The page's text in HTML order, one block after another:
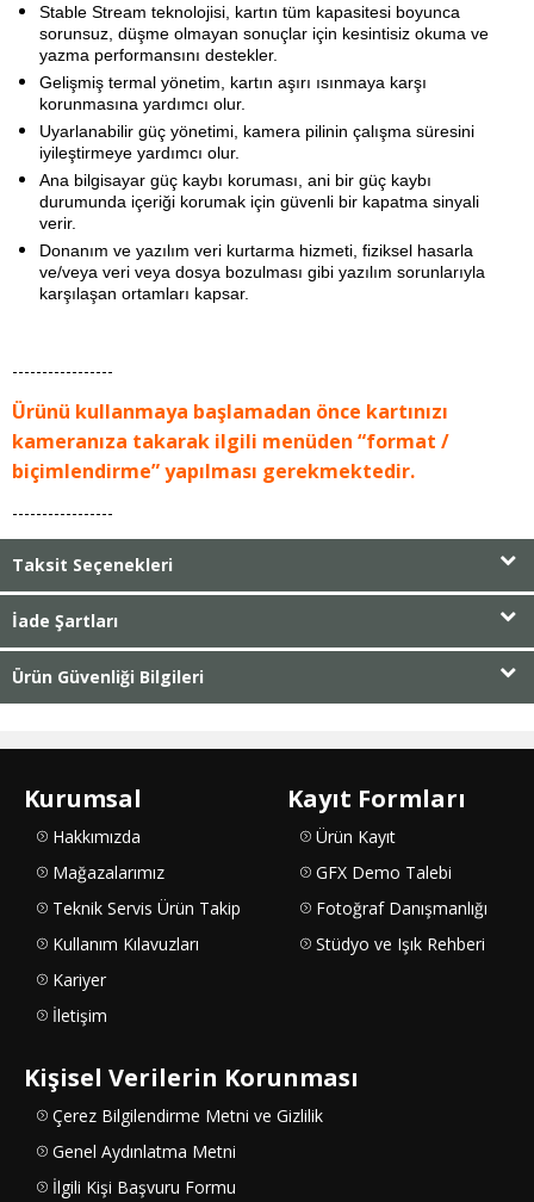
Stable Stream teknolojisi, kartın tüm kapasitesi boyunca
sorunsuz, düşme olmayan sonuçlar için kesintisiz okuma ve
yazma performansını destekler.
Gelişmiş termal yönetim, kartın aşırı ısınmaya karşı
korunmasına yardımcı olur.
Uyarlanabilir güç yönetimi, kamera pilinin çalışma süresini
iyileştirmeye yardımcı olur.
Ana bilgisayar güç kaybı koruması, ani bir güç kaybı
durumunda içeriği korumak için güvenli bir kapatma sinyali
verir.
Donanım ve yazılım veri kurtarma hizmeti, fiziksel hasarla
ve/veya veri veya dosya bozulması gibi yazılım sorunlarıyla
karşılaşan ortamları kapsar.
-----------------
Ürünü kullanmaya başlamadan önce kartınızı
kameranıza takarak ilgili menüden “format /
biçimlendirme” yapılması gerekmektedir.
-----------------
Taksit Seçenekleri
İade Şartları
Ürün Güvenliği Bilgileri
Kurumsal
Hakkımızda
Mağazalarımız
Teknik Servis Ürün Takip
Kullanım Kılavuzları
Kariyer
İletişim
Kayıt Formları
Ürün Kayıt
GFX Demo Talebi
Fotoğraf Danışmanlığı
Stüdyo ve Işık Rehberi
Kişisel Verilerin Korunması
Çerez Bilgilendirme Metni ve Gizlilik
Genel Aydınlatma Metni
İlgili Kişi Başvuru Formu